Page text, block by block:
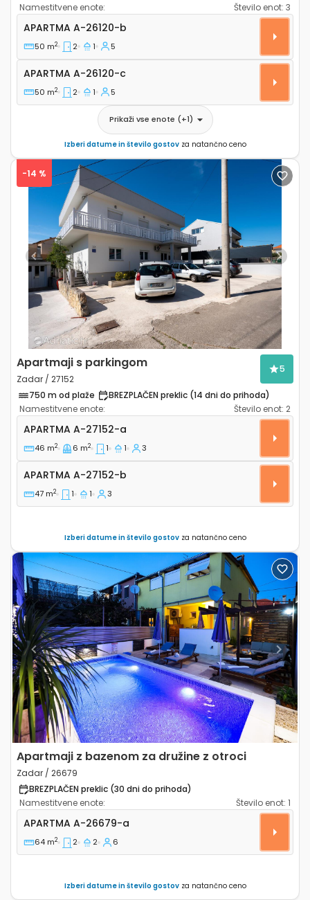
Namestitvene enote:
Število enot: 3
Dvosobni apartma Zadar A-26120-b
APARTMA A-26120-b
50 m2 2 1 5
Apartma A-26120-c
APARTMA A-26120-c
50 m2 2 1 5
Prikaži vse enote (+1)
Izberi datume in število gostovza natančno ceno
Previous Next
-14 %
Apartmaji s parkingom
Zadar / 27152
5
750 m od plaže
BREZPLAČEN preklic (14 dni do prihoda)
Namestitvene enote:
Število enot: 2
Enosobni apartma Zadar A-27152-a
APARTMA A-27152-a
46 m2 6 m2 1 1 3
Apartma A-27152-b
APARTMA A-27152-b
47 m2 1 1 3
Izberi datume in število gostovza natančno ceno
Previous Next
Apartmaji z bazenom za družine z otroci
Zadar / 26679
BREZPLAČEN preklic (30 dni do prihoda)
Namestitvene enote:
Število enot: 1
Dvosobni apartma Zadar A-26679-a
APARTMA A-26679-a
64 m2 2 2 6
Izberi datume in število gostovza natančno ceno